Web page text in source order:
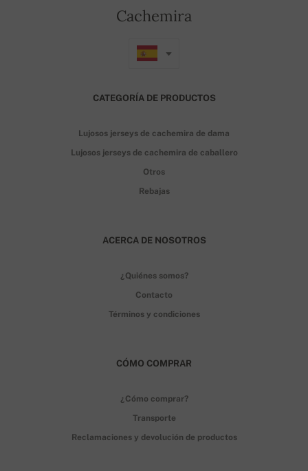
Cachemira
CATEGORÍA DE PRODUCTOS
Lujosos jerseys de cachemira de dama
Lujosos jerseys de cachemira de caballero
Otros
Rebajas
ACERCA DE NOSOTROS
¿Quiénes somos?
Contacto
Términos y condiciones
CÓMO COMPRAR
¿Cómo comprar?
Transporte
Reclamaciones y devolución de productos